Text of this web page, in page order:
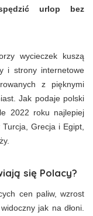
urlop bez
wycieczek kuszą
i strony internetowe
z pięknymi
Jak podaje polski
2022 roku najlepiej
Grecja i Egipt,
się Polacy?
cen paliw, wzrost
jak na dłoni.